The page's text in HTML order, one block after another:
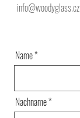
info@woodyglass.cz
Name
Nachname